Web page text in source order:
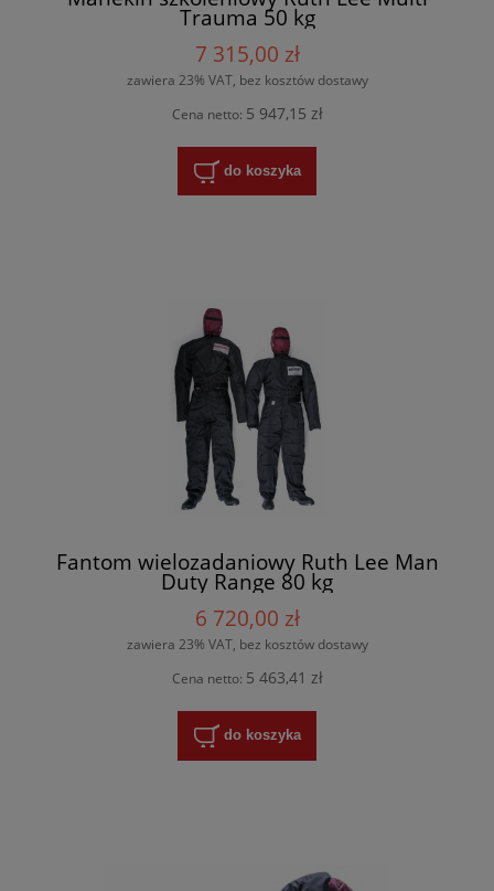
Trauma 50 kg
7 315,00 zł
zawiera 23% VAT, bez kosztów dostawy
Cena netto: 5 947,15 zł
do koszyka
Fantom wielozadaniowy Ruth Lee Man
Duty Range 80 kg
6 720,00 zł
zawiera 23% VAT, bez kosztów dostawy
Cena netto: 5 463,41 zł
do koszyka